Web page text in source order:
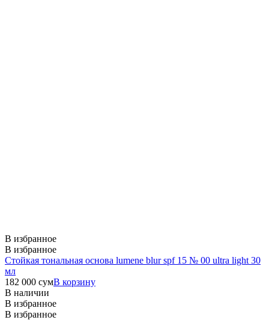
В избранное
В избранное
Стойкая тональная основа lumene blur spf 15 № 00 ultra light 30
мл
182 000 сумВ корзину
В наличии
В избранное
В избранное